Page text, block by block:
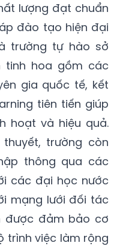
lượng đạt chuẩn
đào tạo hiện đại
trường tự hào sở
tinh hoa gồm các
gia quốc tế, kết
tiên tiến giúp
hoạt và hiệu quả.
trường còn
thông qua các
các đại học nước
mạng lưới đối tác
được đảm bảo cơ
trình việc làm rộng